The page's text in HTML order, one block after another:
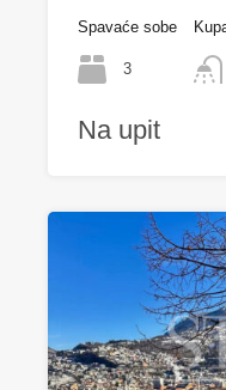
Spavaće sobe
3
Na upit